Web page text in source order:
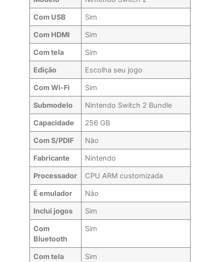
Com USB Sim
Com HDMI Sim
Com tela Sim
Edição Escolha seu jogo
Com Wi-Fi Sim
Submodelo Nintendo Switch 2 Bundle
Capacidade 256 GB
Com S/PDIF Não
Fabricante Nintendo
Processador CPU ARM customizada
É emulador Não
Inclui jogos Sim
Com
Bluetooth
Sim
Com tela
Sim